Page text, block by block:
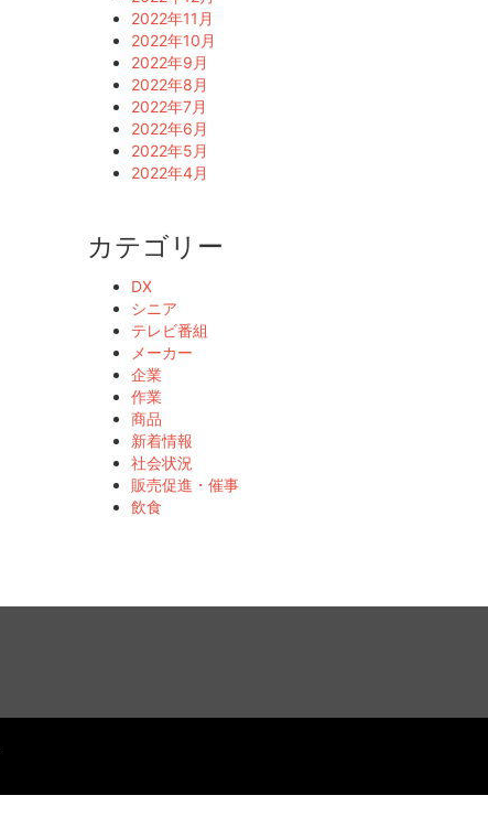
2022年11月
2022年10月
2022年9月
2022年8月
2022年7月
2022年6月
2022年5月
2022年4月
カテゴリー
DX
シニア
テレビ番組
メーカー
企業
作業
商品
新着情報
社会状況
販売促進・催事
飲食